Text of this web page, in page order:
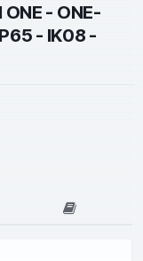
- ONE-
- IK08 -